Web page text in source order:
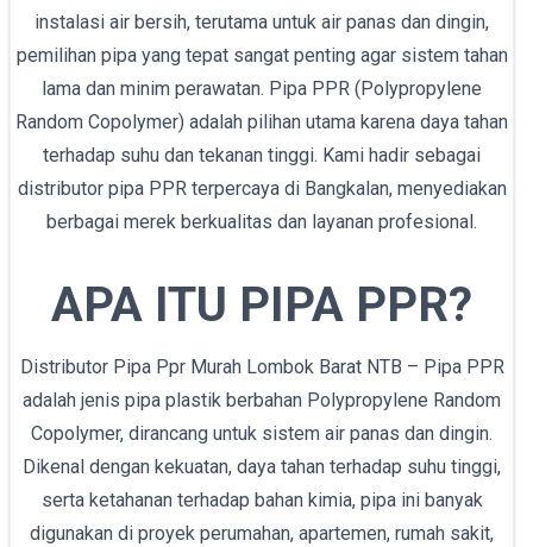
instalasi air bersih, terutama untuk air panas dan dingin,
pemilihan pipa yang tepat sangat penting agar sistem tahan
lama dan minim perawatan. Pipa PPR (Polypropylene
Random Copolymer) adalah pilihan utama karena daya tahan
terhadap suhu dan tekanan tinggi. Kami hadir sebagai
distributor pipa PPR terpercaya di Bangkalan, menyediakan
berbagai merek berkualitas dan layanan profesional.
APA ITU PIPA PPR?
Distributor Pipa Ppr Murah Lombok Barat NTB – Pipa PPR
adalah jenis pipa plastik berbahan Polypropylene Random
Copolymer, dirancang untuk sistem air panas dan dingin.
Dikenal dengan kekuatan, daya tahan terhadap suhu tinggi,
serta ketahanan terhadap bahan kimia, pipa ini banyak
digunakan di proyek perumahan, apartemen, rumah sakit,